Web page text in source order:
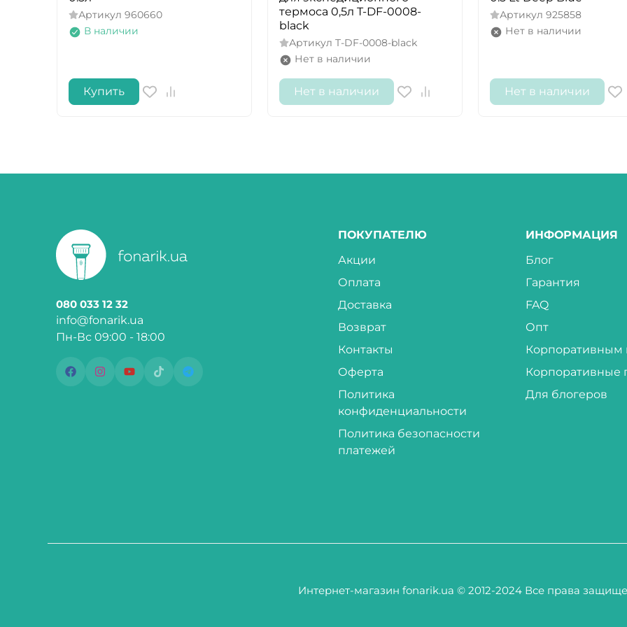
Артикул 960660
В наличии
Купить
термоса 0,5л T-DF-0008-
black
Артикул T-DF-0008-black
Нет в наличии
Нет в наличии
Артикул 925858
Нет в наличии
Нет в наличии
080 033 12 32
info@fonarik.ua
Пн-Вс 09:00 - 18:00
ПОКУПАТЕЛЮ
Акции
Оплата
Доставка
Возврат
Контакты
Оферта
Политика
конфиденциальности
Политика безопасности
платежей
ИНФОРМАЦИЯ
Блог
Гарантия
FAQ
Опт
Корпоративным
Корпоративные
Для блогеров
Интернет-магазин fonarik.ua © 2012-2024 Все права